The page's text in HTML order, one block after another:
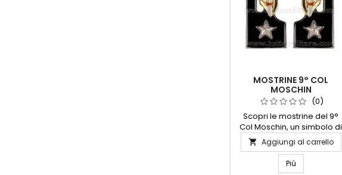
MOSTRINE 9° COL
MOSCHIN
(0)
Scopri le mostrine del 9°
Col Moschin, un simbolo di
eccellenza e coraggio.
Realizzate con materiali di
alta qualità, queste
mostrine rappresentano
 Aggiungi al carrello
Più